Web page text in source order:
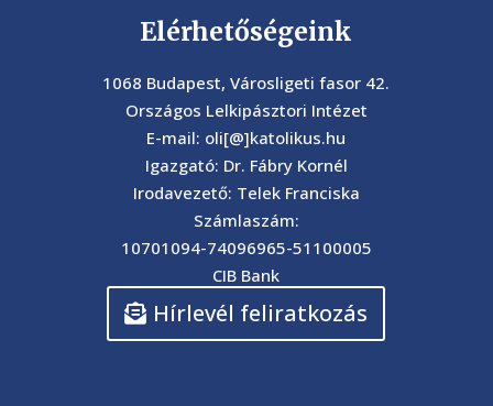
Elérhetőségeink
1068 Budapest, Városligeti fasor 42.
Országos Lelkipásztori Intézet
E-mail: oli[@]katolikus.hu
Igazgató: Dr. Fábry Kornél
Irodavezető: Telek Franciska
Számlaszám:
10701094-74096965-51100005
CIB Bank
Hírlevél feliratkozás